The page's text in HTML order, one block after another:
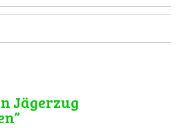
Jägerzug